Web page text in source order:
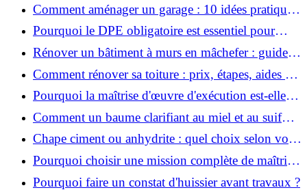
Comment aménager un garage : 10 idées pratiques
et efficaces ?
Pourquoi le DPE obligatoire est essentiel pour
vendre ou louer un bien ?
Rénover un bâtiment à murs en mâchefer : guide
pratique et solutions
Comment rénover sa toiture : prix, étapes, aides et
réglementation ?
Pourquoi la maîtrise d'œuvre d'exécution est-elle
indispensable pour vos chantiers ?
Comment un baume clarifiant au miel et au suif
peut-il purifier la peau ?
Chape ciment ou anhydrite : quel choix selon votre
projet ?
Pourquoi choisir une mission complète de maîtrise
d’œuvre pour réussir vos projets?
Pourquoi faire un constat d'huissier avant travaux ?